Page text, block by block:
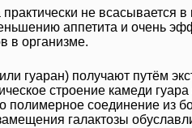
практически не всасывается
аппетита и очень
в организме.
гуаран) получают путём
строение камеди
полимерное соединение из
галактозы